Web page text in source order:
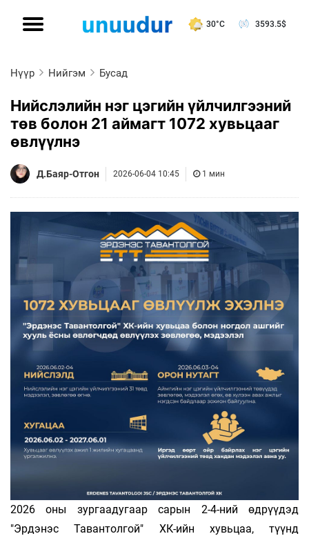
30°C 3593.5$
Нүүр Нийгэм Бусад
Нийслэлийн нэг цэгийн үйлчилгээний
төв болон 21 аймагт 1072 хувьцааг
өвлүүлнэ
Д.Баяр-Отгон 2026-06-04 10:45 1 мин
2026 оны зургаадугаар сарын 2-4-ний өдрүүдэд
"Эрдэнэс Тавантолгой" ХК-ийн хувьцаа, түүнд